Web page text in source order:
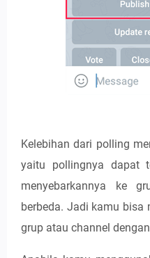
Kelebihan dari polling
yaitu pollingnya dapat
menyebarkannya ke
berbeda. Jadi kamu bisa
grup atau channel